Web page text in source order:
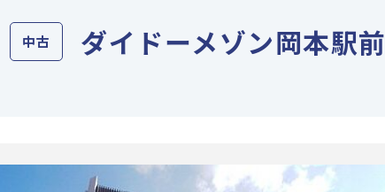
中古 ダイドーメゾン岡本駅前